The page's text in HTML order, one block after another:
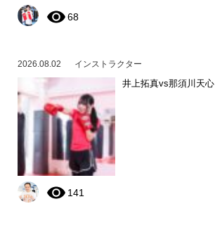
68
2026.08.02 インストラクター
井上拓真vs那須川天心
141